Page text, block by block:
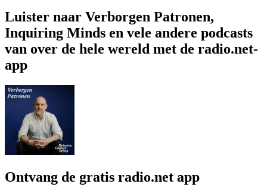
Luister naar Verborgen Patronen,
Inquiring Minds en vele andere podcasts
van over de hele wereld met de radio.net-
app
Ontvang de gratis radio.net app